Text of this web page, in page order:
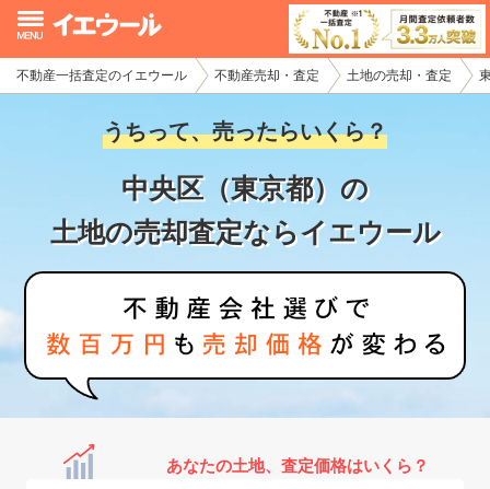
不動産一括査定のイエウール 不動産売却・査定 土地の売却・査定
うちって、売ったらいくら？
中央区（東京都）の
土地の売却査定ならイエウール
あなたの土地、査定価格はいくら？
イエウール加盟希望の不動産会社様
初めての方へ
不動産売却の流れ
不動産の売却・一括査定
家査定シミュレーター
お問い合わせ